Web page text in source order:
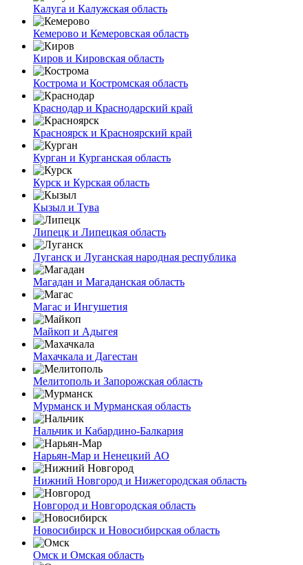
Калуга и Калужская область
Кемерово и Кемеровская область
Киров и Кировская область
Кострома и Костромская область
Краснодар и Краснодарский край
Красноярск и Красноярский край
Курган и Курганская область
Курск и Курская область
Кызыл и Тува
Липецк и Липецкая область
Луганск и Луганская народная республика
Магадан и Магаданская область
Магас и Ингушетия
Майкоп и Адыгея
Махачкала и Дагестан
Мелитополь и Запорожская область
Мурманск и Мурманская область
Нальчик и Кабардино-Балкария
Нарьян-Мар и Ненецкий АО
Нижний Новгород и Нижегородская область
Новгород и Новгородская область
Новосибирск и Новосибирская область
Омск и Омская область